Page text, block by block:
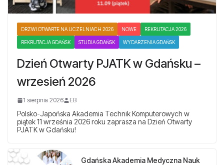
DRZWI OTWARTE NA UCZELNIACH 2026 NOWE REKRUTACJA 2026
REKRUTACJA GDAŃSK STUDIA GDAŃSK WYDARZENIA GDAŃSK
Dzień Otwarty PJATK w Gdańsku –
wrzesień 2026
1 sierpnia 2026 EB
Polsko-Japońska Akademia Technik Komputerowych w
piątek 11 września 2026 roku zaprasza na Dzień Otwarty
PJATK w Gdańsku!
Gdańska Akademia Medyczna Nauk